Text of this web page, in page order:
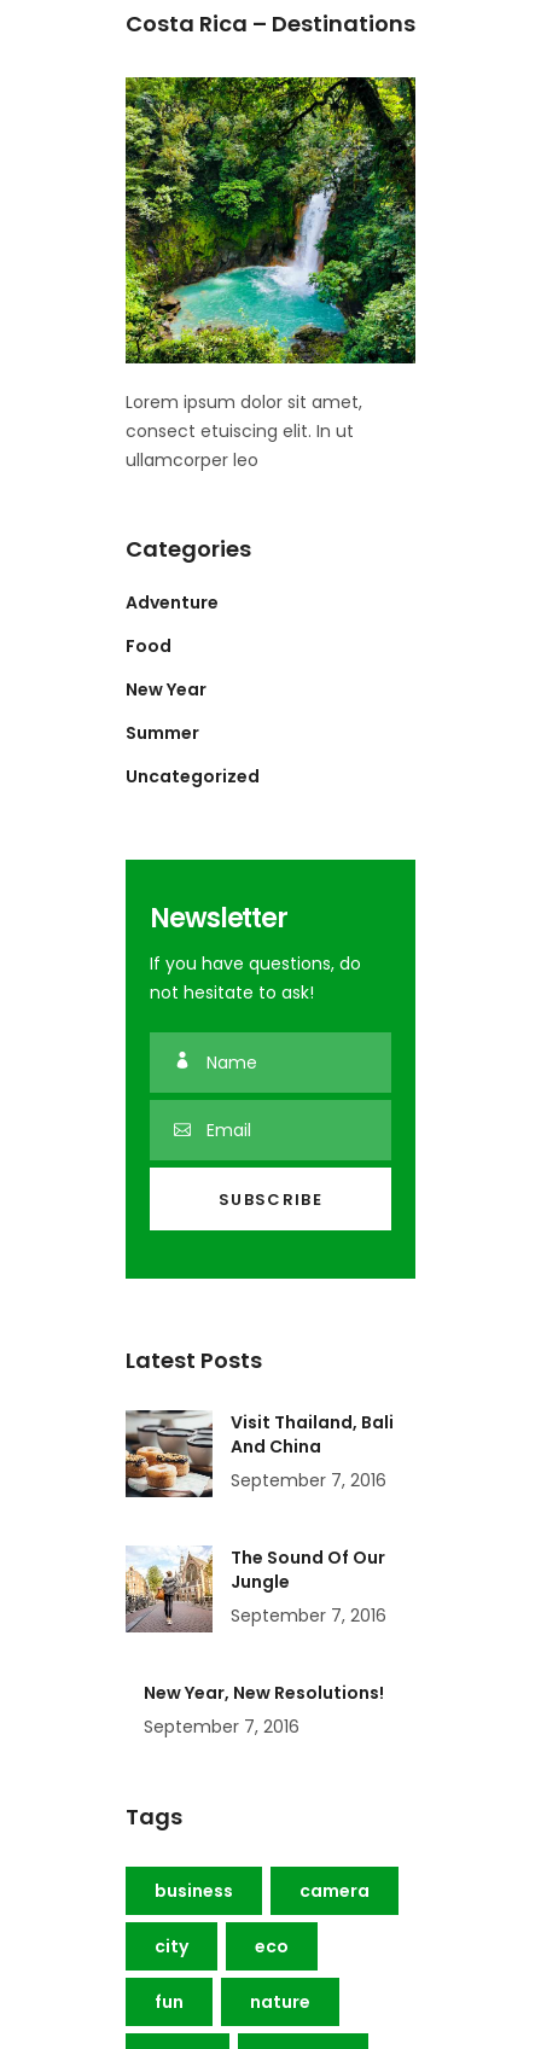
Costa Rica – Destinations
Lorem ipsum dolor sit amet,
consect etuiscing elit. In ut
ullamcorper leo
Categories
Adventure
Food
New Year
Summer
Uncategorized
Newsletter
If you have questions, do
not hesitate to ask!
Latest Posts
Visit Thailand, Bali
And China
September 7, 2016
The Sound Of Our
Jungle
September 7, 2016
New Year, New Resolutions!
September 7, 2016
Tags
business camera
city eco
fun nature